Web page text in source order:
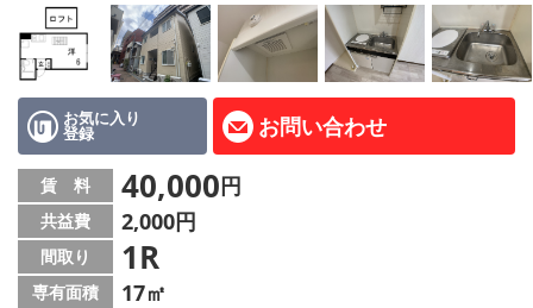
地図から探す
店舗情報·アクセス
会社概要
メールでお問い合わせ
お気に入り
登録 お問い合わせ
賃 料 40,000円
共益費 2,000円
間取り 1R
専有面積 17㎡